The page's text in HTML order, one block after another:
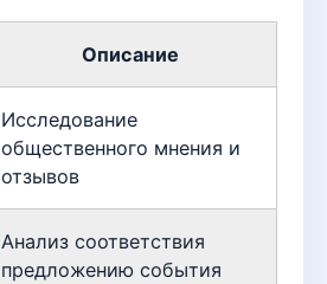
Описание
Исследование
общественного мнения и
отзывов
Анализ соответствия
предложению события